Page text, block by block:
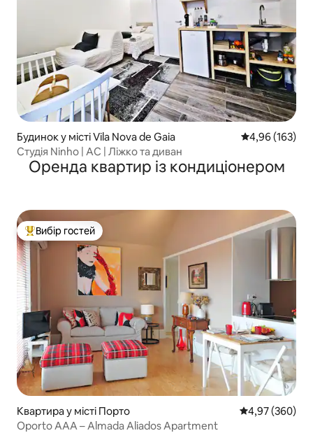
Будинок у місті Vila Nova de Gaia Середня
4,96 (163)
Студія Ninho | AC | Ліжко та диван
Оренда квартир із кондиціонером
Топ вибір гостей
Вибір гостей
Квартира у місті Порто Середня
4,97 (360)
Oporto AAA – Almada Aliados Apartment